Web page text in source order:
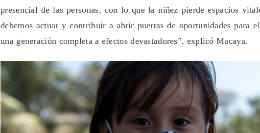
presencial de las personas, con lo que la niñez pierde espacios
debemos actuar y contribuir a abrir puertas de oportunidades para
una generación completa a efectos devastadores”, explicó Macaya.